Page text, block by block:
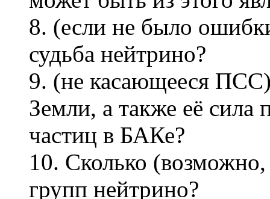
8. (если не было
судьба нейтрино?
9. (не касающееся
Земли, а также её сила
частиц в БАКе?
10. Сколько
групп нейтрино?